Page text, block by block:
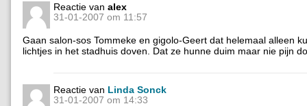
Reactie van alex
31-01-2007 om 11:57
Gaan salon-sos Tommeke en gigolo-Geert dat helemaal alleen
lichtjes in het stadhuis doven. Dat ze hunne duim maar nie pijn
Reactie van Linda Sonck
31-01-2007 om 14:33